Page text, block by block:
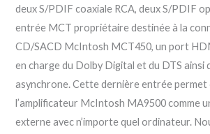
deux S/PDIF coaxiale RCA, deux S/PDIF
entrée MCT propriétaire destinée à la
CD/SACD McIntosh MCT450, un port
en charge du Dolby Digital et du DTS ainsi
asynchrone. Cette dernière entrée permet
l’amplificateur McIntosh MA9500 comme
externe avec n’importe quel ordinateur.